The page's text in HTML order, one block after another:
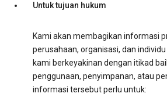
Untuk tujuan hukum
Kami akan membagikan informasi
perusahaan, organisasi, dan
kami berkeyakinan dengan itikad
penggunaan, penyimpanan, atau
informasi tersebut perlu untuk: